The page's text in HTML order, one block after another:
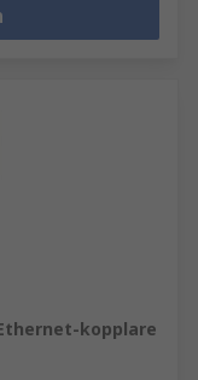
Ethernet-kopplare